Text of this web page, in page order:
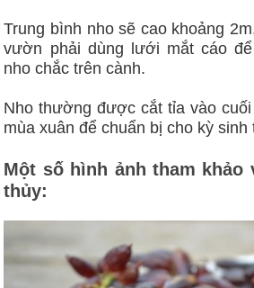
Trung bình nho sẽ cao khoảng
vườn phải dùng lưới mắt cáo
nho chắc trên cành.
Nho thường được cắt tỉa vào
mùa xuân để chuẩn bị cho kỳ
Một số hình ảnh tham khảo
thủy: